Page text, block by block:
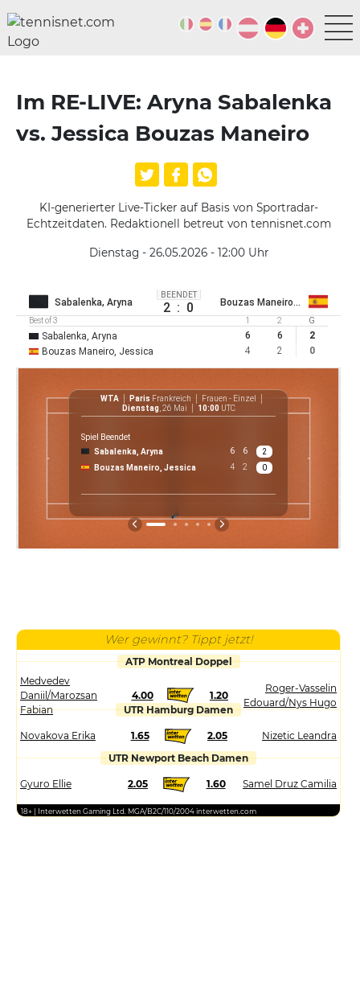
Im RE-LIVE: Aryna Sabalenka
vs. Jessica Bouzas Maneiro
KI-generierter Live-Ticker auf Basis von Sportradar-
Echtzeitdaten. Redaktionell betreut von tennisnet.com
Dienstag - 26.05.2026 - 12:00Uhr
Sabalenka, Aryna
BEENDET
2 : 0 Bouzas Maneiro, Jessica
Best of 3 1 2 G
Sabalenka, Aryna 6 6
2
Bouzas Maneiro, Jessica
4 2 0
WTA Paris Frankreich
Frauen - Einzel
Dienstag , 26 Mai 10:00 UTC
Spiel Beendet
Sabalenka, Aryna
6 6
2
Bouzas Maneiro, Jessica
4 2 0
Wer gewinnt? Tippt jetzt!
ATP Montreal Doppel
Medvedev
Daniil/Marozsan
Fabian
4.00 1.20
Roger-Vasselin
Edouard/Nys Hugo
UTR Hamburg Damen
Novakova Erika 1.65 2.05
Nizetic Leandra
UTR Newport Beach Damen
Gyuro Ellie 2.05 1.60 Samel Druz Camilia
18+ | Interwetten Gaming Ltd. MGA/B2C/110/2004 interwetten.com